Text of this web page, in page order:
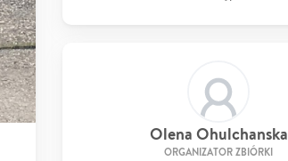
Olena Ohulchanska
ORGANIZATOR ZBIÓRKI